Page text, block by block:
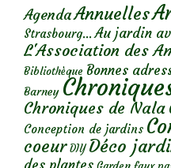
AgendaAnnuelles
Strasbourg... Au jardin
L'Association des
Bibliothèque Bonnes
Barney
Chroniques de Nala
Conception de jardins
coeur DIY Déco